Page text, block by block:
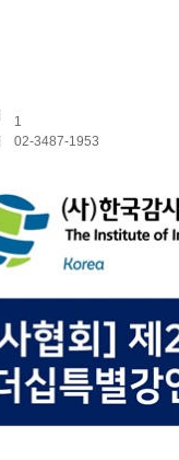
1
02-3487-1953